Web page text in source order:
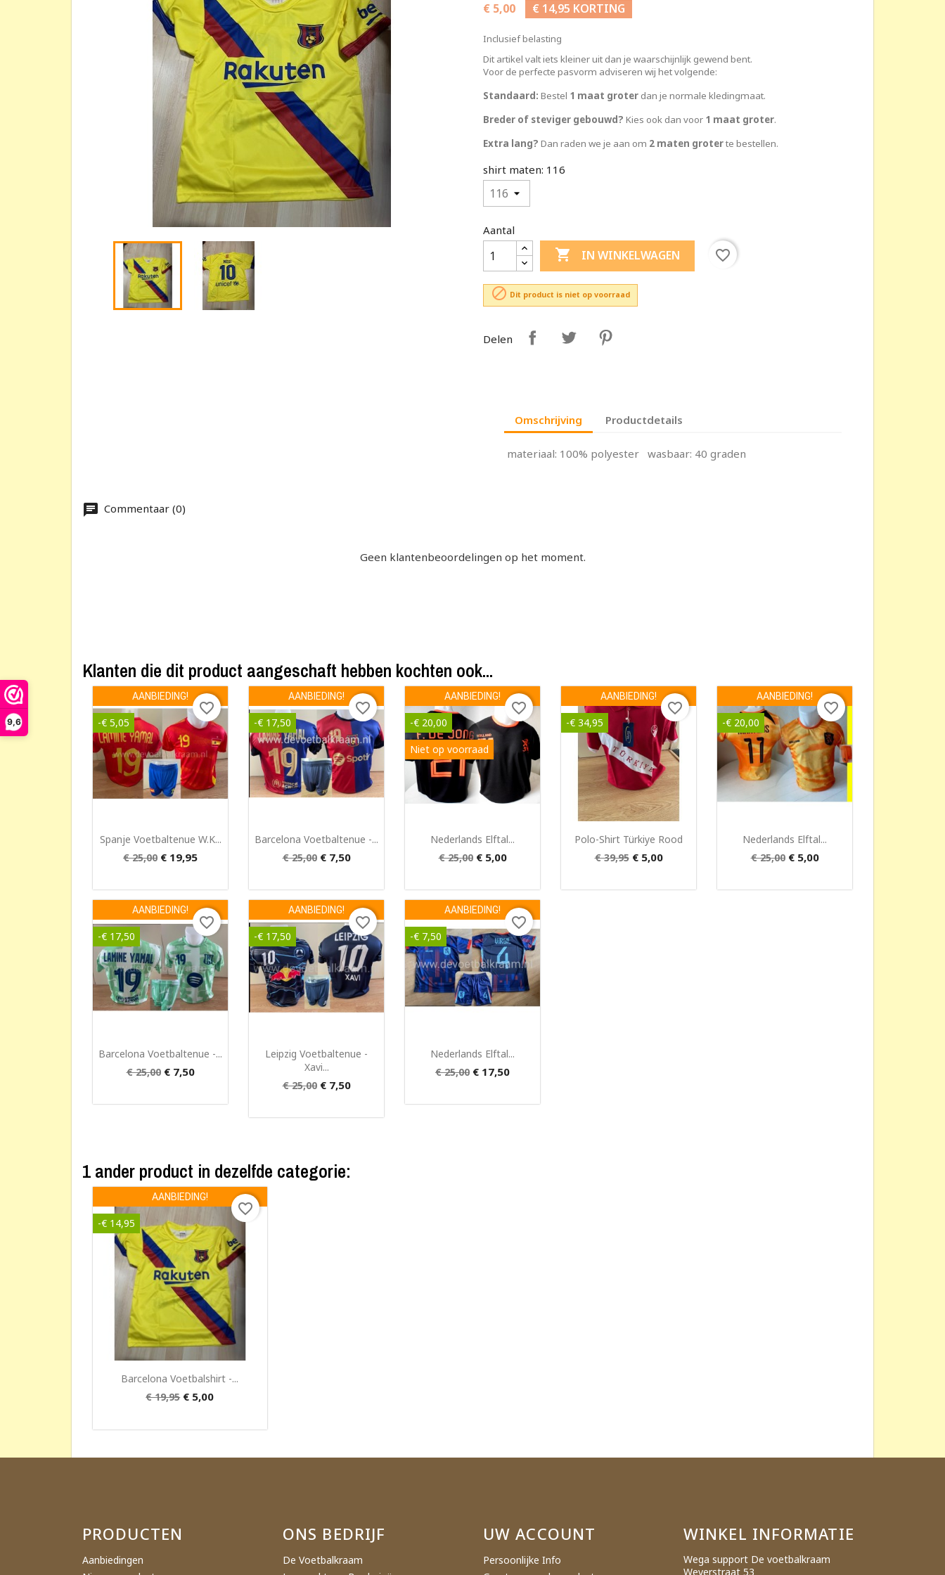
9,6
€ 5,00 € 14,95 KORTING
Inclusief belasting
Dit artikel valt iets kleiner uit dan je waarschijnlijk gewend bent.
Voor de perfecte pasvorm adviseren wij het volgende:
Standaard: Bestel 1 maat groter dan je normale kledingmaat.
Breder of steviger gebouwd? Kies ook dan voor 1 maat groter.
Extra lang? Dan raden we je aan om 2 maten groterte bestellen.
shirt maten: 116
Aantal
 IN WINKELWAGEN favorite_border
 Dit product is niet op voorraad
Delen
Omschrijving Productdetails
materiaal: 100% polyester wasbaar: 40 graden
Commentaar (0)
Geen klantenbeoordelingen op het moment.
Klanten die dit product aangeschaft hebben kochten ook...
 Snel bekijken
Spanje Voetbaltenue W.K...
€ 25,00 € 19,95
AANBIEDING!
-€ 5,05
favorite_border
Snel bekijken
Barcelona Voetbaltenue -...
€ 25,00 € 7,50
AANBIEDING!
-€ 17,50
favorite_border
Snel bekijken
Nederlands Elftal...
€ 25,00 € 5,00
AANBIEDING!
-€ 20,00
Niet op voorraad
favorite_border
Snel bekijken
Polo-Shirt Türkiye Rood
€ 39,95 € 5,00
AANBIEDING!
-€ 34,95
favorite_border
Snel bekijken
Nederlands Elftal...
€ 25,00 € 5,00
AANBIEDING!
-€ 20,00
favorite_border
Snel bekijken
Barcelona Voetbaltenue -...
€ 25,00 € 7,50
AANBIEDING!
-€ 17,50
favorite_border
Snel bekijken
Leipzig Voetbaltenue -
Xavi...
€ 25,00 € 7,50
AANBIEDING!
-€ 17,50
favorite_border
Snel bekijken
Nederlands Elftal...
€ 25,00 € 17,50
AANBIEDING!
-€ 7,50
favorite_border
1 ander product in dezelfde categorie:
Snel bekijken
Barcelona Voetbalshirt -...
€ 19,95 € 5,00
AANBIEDING!
-€ 14,95
favorite_border
PRODUCTEN
Aanbiedingen
ONS BEDRIJF
De Voetbalkraam
UW ACCOUNT
Persoonlijke Info
WINKEL INFORMATIE
Wega support De voetbalkraam
Weverstraat 53
Maak een verlanglijst
Verlanglijst naam
Annuleren Maak een verlanglijst